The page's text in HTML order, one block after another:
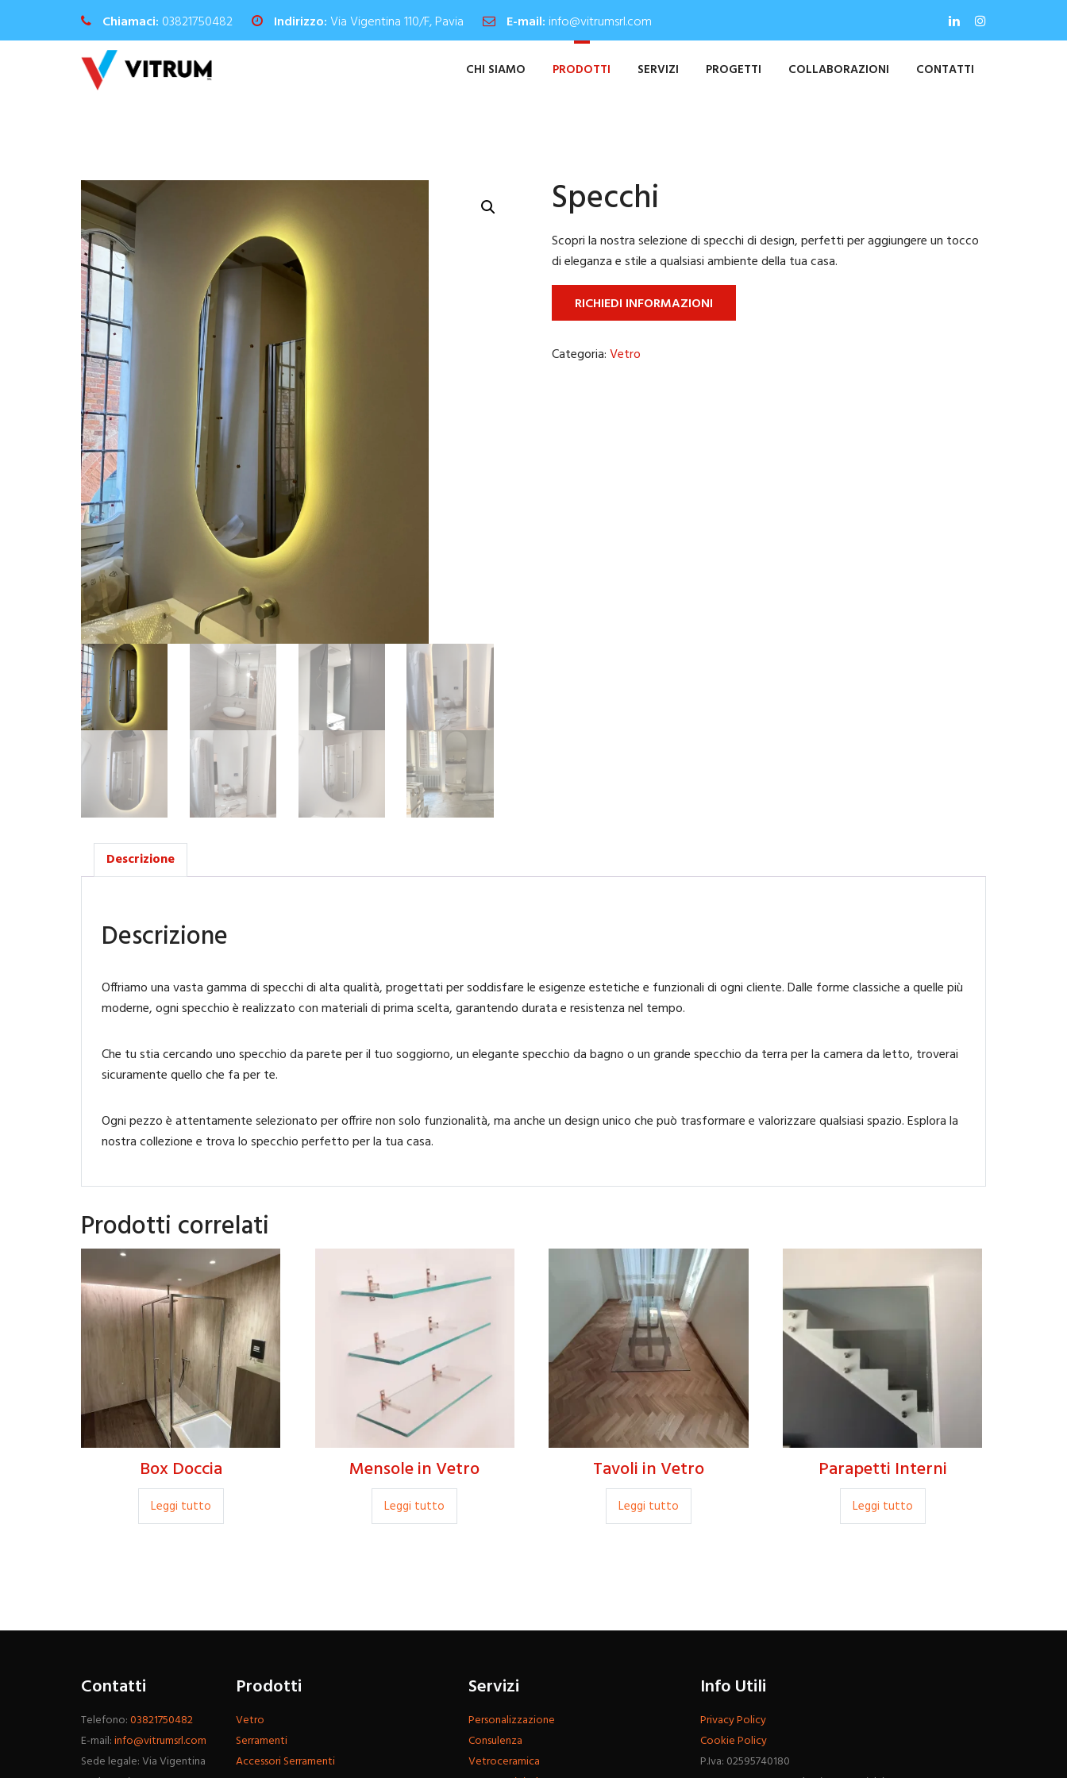
Chiamaci: 03821750482 Indirizzo:Via Vigentina 110/F, Pavia E-mail: info@vitrumsrl.com
CHI SIAMO PRODOTTI SERVIZI PROGETTI COLLABORAZIONI CONTATTI
Specchi
Scopri la nostra selezione di specchi di design, perfetti per aggiungere un tocco
di eleganza e stile a qualsiasi ambiente della tua casa.
RICHIEDI INFORMAZIONI
Categoria:Vetro
Descrizione
Descrizione
Offriamo una vasta gamma di specchi di alta qualità, progettati per soddisfare le esigenze estetiche e funzionali di ogni cliente. Dalle forme classiche a quelle più
moderne, ogni specchio è realizzato con materiali di prima scelta, garantendo durata e resistenza nel tempo.
Che tu stia cercando uno specchio da parete per il tuo soggiorno, un elegante specchio da bagno o un grande specchio da terra per la camera da letto, troverai
sicuramente quello che fa per te.
Ogni pezzo è attentamente selezionato per offrire non solo funzionalità, ma anche un design unico che può trasformare e valorizzare qualsiasi spazio. Esplora la
nostra collezione e trova lo specchio perfetto per la tua casa.
Prodotti correlati
Box Doccia
Leggi tutto
Mensole in Vetro
Leggi tutto
Tavoli in Vetro
Leggi tutto
Parapetti Interni
Leggi tutto
Contatti
Telefono:03821750482
E-mail:info@vitrumsrl.com
Sede legale: Via Vigentina
Prodotti
Vetro
Serramenti
Accessori Serramenti
Servizi
Personalizzazione
Consulenza
Vetroceramica
Info Utili
Privacy Policy
Cookie Policy
P.Iva: 02595740180